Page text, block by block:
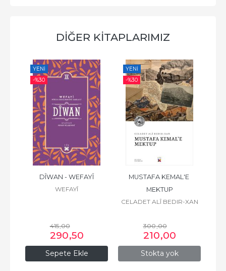
DİĞER KİTAPLARIMIZ
YENI
-%30
Sepete Ekle
DÎWAN - WEFAYÎ
WEFAYÎ
415,00
290,50
YENI
-%30
Stokta yok
MUSTAFA KEMAL'E
MEKTUP
CELADET ALÎ BEDIR-XAN
300,00
210,00